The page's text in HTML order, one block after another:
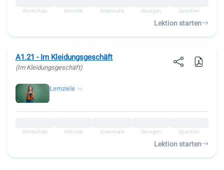
Wortschatz Aktivität Grammatik Übungen Sprechen
Lektion starten
A1.21 - Im Kleidungsgeschäft
(Im Kleidungsgeschäft)
Lernziele
Wortschatz Aktivität Grammatik Übungen Sprechen
Lektion starten